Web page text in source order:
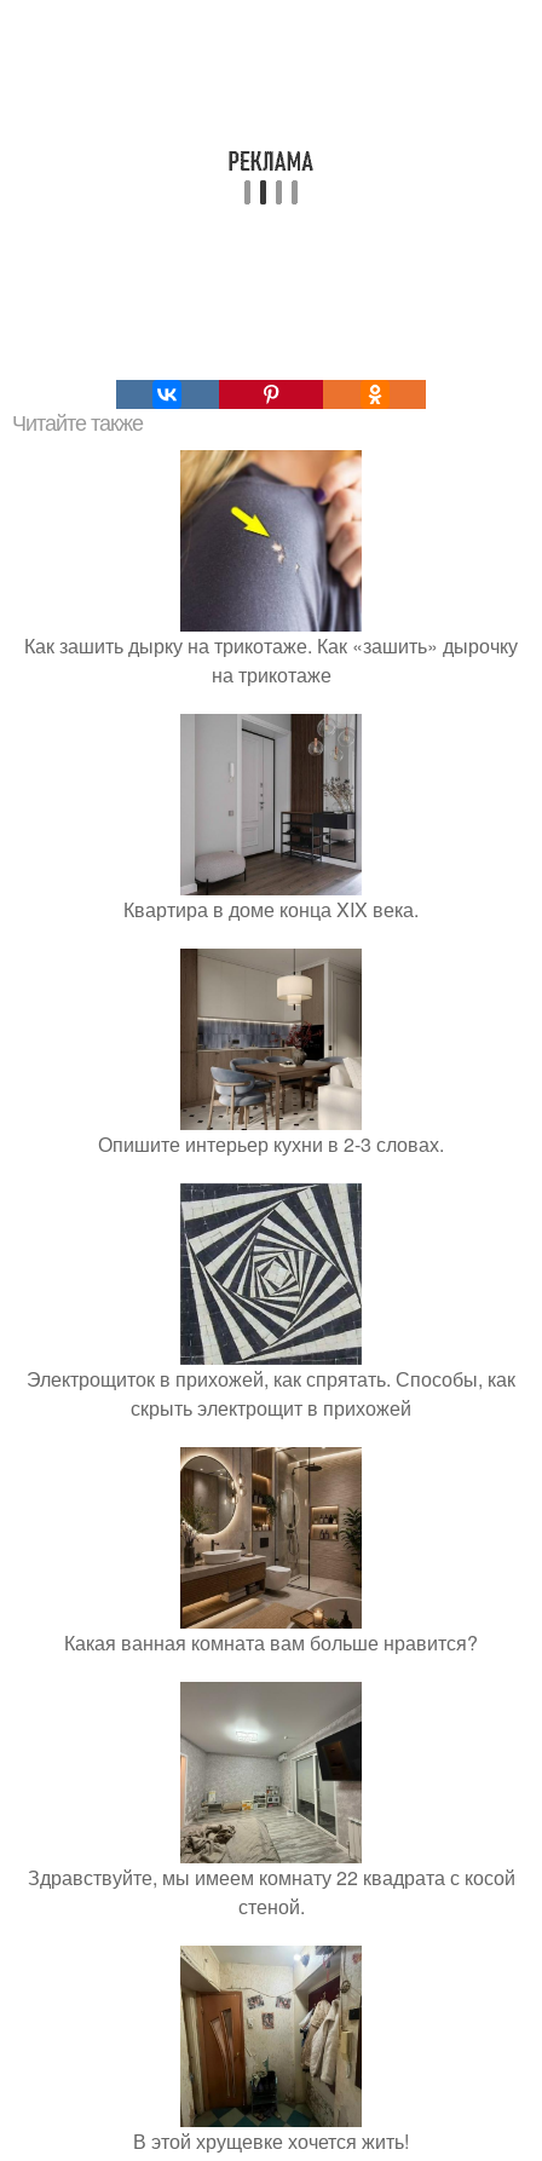
Читайте также
Как зашить дырку на трикотаже. Как «зашить» дырочку
на трикотаже
Квартира в доме конца XIX века.
Опишите интерьер кухни в 2-3 словах.
Электрощиток в прихожей, как спрятать. Способы, как
скрыть электрощит в прихожей
Какая ванная комната вам больше нравится?
Здравствуйте, мы имеем комнату 22 квадрата с косой
стеной.
В этой хрущевке хочется жить!